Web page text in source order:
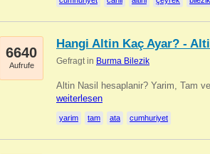
6640
Aufrufe
Hangi Altin Kaç Ayar? -
Gefragt in Burma Bilezik
Altin Nasil hesaplanir? Yarim, Tam
weiterlesen
yarim tam ata cumhuriyet